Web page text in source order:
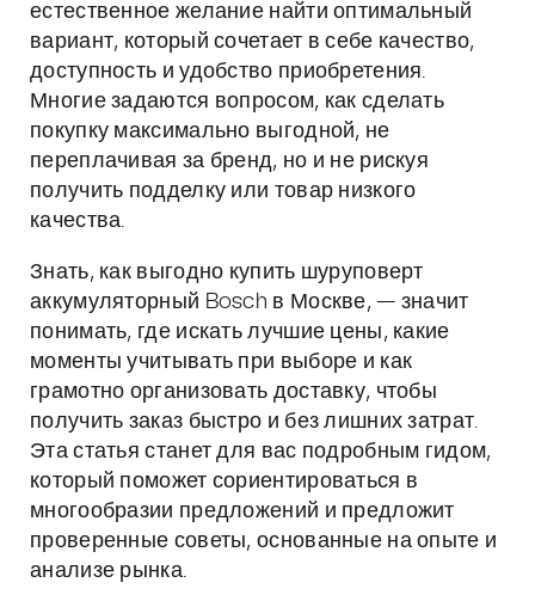
естественное желание найти оптимальный
вариант, который сочетает в себе качество,
доступность и удобство приобретения.
Многие задаются вопросом, как сделать
покупку максимально выгодной, не
переплачивая за бренд, но и не рискуя
получить подделку или товар низкого
качества.
Знать, как выгодно купить шуруповерт
аккумуляторный Bosch в Москве, — значит
понимать, где искать лучшие цены, какие
моменты учитывать при выборе и как
грамотно организовать доставку, чтобы
получить заказ быстро и без лишних затрат.
Эта статья станет для вас подробным гидом,
который поможет сориентироваться в
многообразии предложений и предложит
проверенные советы, основанные на опыте и
анализе рынка.